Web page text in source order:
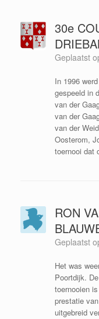
30e
Geplaatst
In 1996
gespeeld in
van der
van der
van der
Oosterom,
toernooi dat
RON
Geplaatst
Het was
Poortdijk.
toernooien
prestatie
uitgebreid